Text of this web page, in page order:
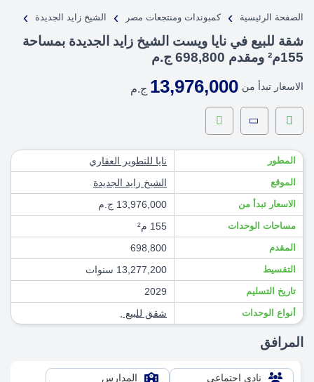
الصفحة الرئيسية › كمبوندات ومنتجعات مصر › الشيخ زايد الجديدة ›
شقة للبيع في نايا ويست الشيخ زايد الجديدة بمساحة
155م² ومقدم 698,800 ج.م
الاسعار تبدأ من 13,976,000 ج.م
المطور نايا للتطوير العقاري
الموقع الشيخ زايد الجديدة
الاسعار تبدأ من 13,976,000 ج.م
مساحات الوحدات 155 م²
المقدم 698,800
التقسيط 13,277,200 سنوات
تاريخ التسليم 2029
أنواع الوحدات شقق للبيع
المرافق
نادي اجتماعي
المدارس